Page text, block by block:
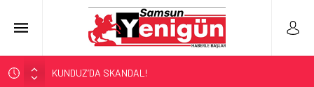
KUNDUZ’DA SKANDAL!